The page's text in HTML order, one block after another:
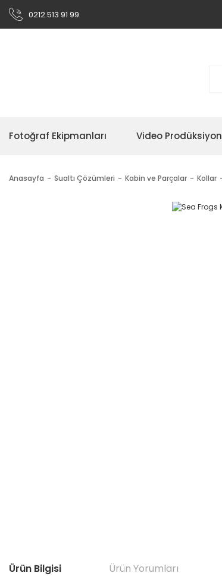
0212 513 91 99
Fotoğraf Ekipmanları Video Prodüksiyon
Anasayfa Sualtı Çözümleri Kabin ve Parçalar Kollar
Ürün Bilgisi Ürün Yorumları